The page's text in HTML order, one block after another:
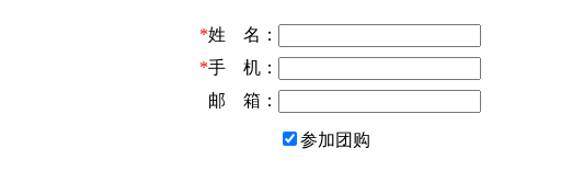
*姓 名：
*手 机：
邮 箱：
参加团购